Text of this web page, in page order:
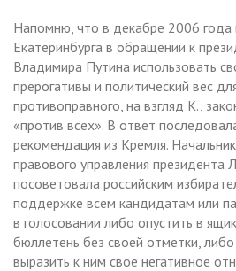
Напомню, что в декабре 2006 года
Екатеринбурга в обращении к
Владимира Путина использовать
прерогативы и политический вес
противоправного, на взгляд К.,
«против всех». В ответ
рекомендация из Кремля.
правового управления президента
посоветовала российским
поддержке всем кандидатам или
в голосовании либо опустить в
бюллетень без своей отметки,
выразить к ним свое негативное